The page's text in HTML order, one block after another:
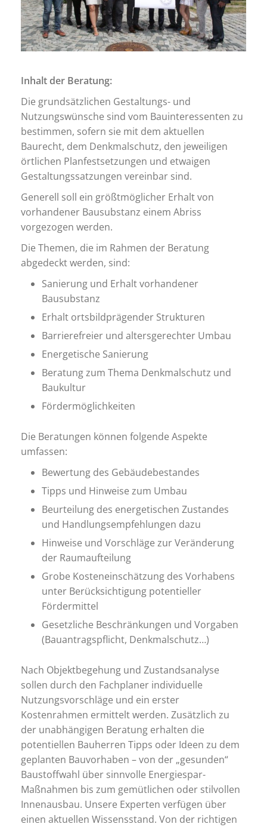
Inhalt der Beratung:
Die grundsätzlichen Gestaltungs- und
Nutzungswünsche sind vom Bauinteressenten zu
bestimmen, sofern sie mit dem aktuellen
Baurecht, dem Denkmalschutz, den jeweiligen
örtlichen Planfestsetzungen und etwaigen
Gestaltungssatzungen vereinbar sind.
Generell soll ein größtmöglicher Erhalt von
vorhandener Bausubstanz einem Abriss
vorgezogen werden.
Die Themen, die im Rahmen der Beratung
abgedeckt werden, sind:
Sanierung und Erhalt vorhandener
Bausubstanz
Erhalt ortsbildprägender Strukturen
Barrierefreier und altersgerechter Umbau
Energetische Sanierung
Beratung zum Thema Denkmalschutz und
Baukultur
Fördermöglichkeiten
Die Beratungen können folgende Aspekte
umfassen:
Bewertung des Gebäudebestandes
Tipps und Hinweise zum Umbau
Beurteilung des energetischen Zustandes
und Handlungsempfehlungen dazu
Hinweise und Vorschläge zur Veränderung
der Raumaufteilung
Grobe Kosteneinschätzung des Vorhabens
unter Berücksichtigung potentieller
Fördermittel
Gesetzliche Beschränkungen und Vorgaben
(Bauantragspflicht, Denkmalschutz…)
Nach Objektbegehung und Zustandsanalyse
sollen durch den Fachplaner individuelle
Nutzungsvorschläge und ein erster
Kostenrahmen ermittelt werden. Zusätzlich zu
der unabhängigen Beratung erhalten die
potentiellen Bauherren Tipps oder Ideen zu dem
geplanten Bauvorhaben – von der „gesunden“
Baustoffwahl über sinnvolle Energiespar-
Maßnahmen bis zum gemütlichen oder stilvollen
Innenausbau. Unsere Experten verfügen über
einen aktuellen Wissensstand. Von der richtigen